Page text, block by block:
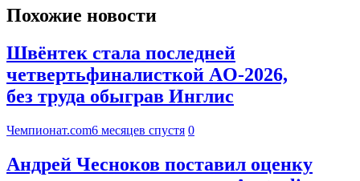
Похожие новости
Швёнтек стала последней
четвертьфиналисткой AO-2026,
без труда обыграв Инглис
Чемпионат.com6 месяцев спустя 0
Андрей Чесноков поставил оценку